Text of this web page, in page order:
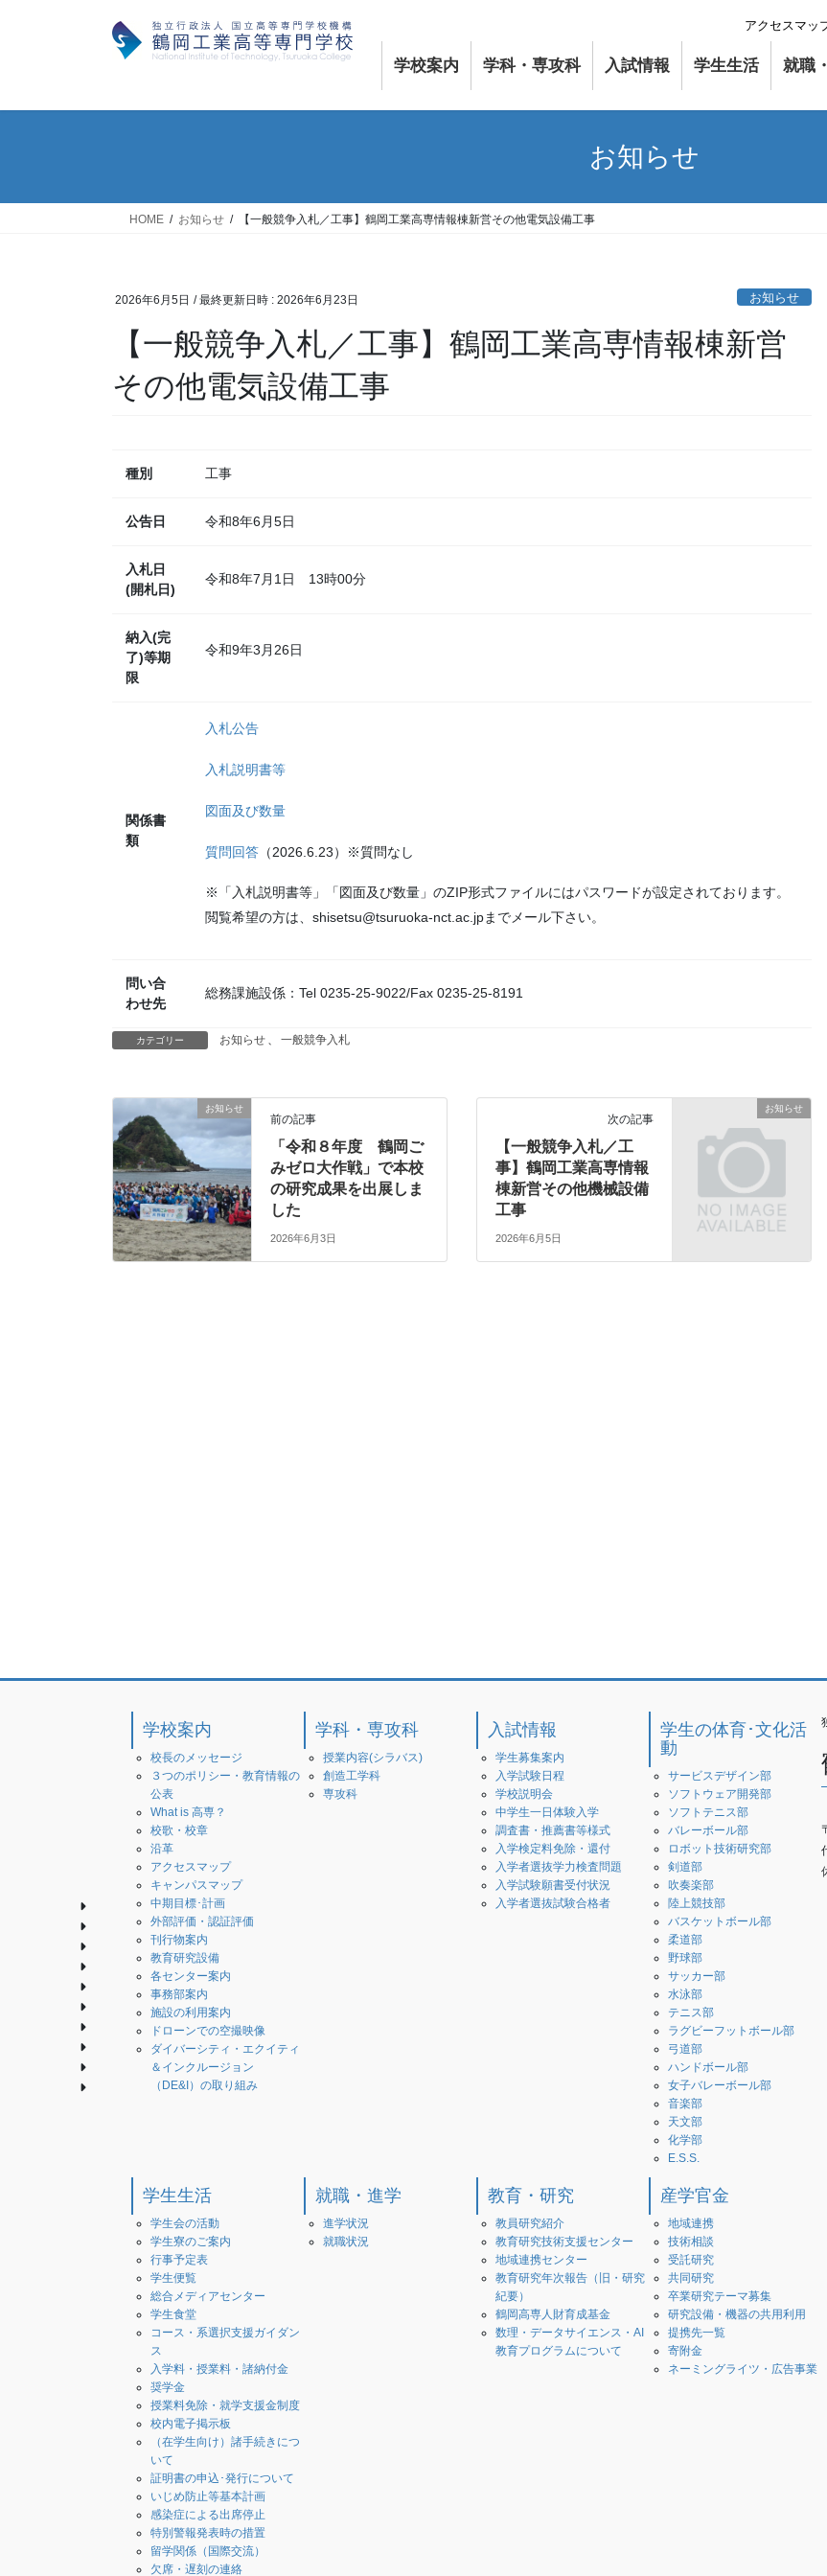
アクセスマッ
学校案内 学科・専攻科 入試情報 学生生活 就職
お知らせ
HOME お知らせ 【一般競争入札／工事】鶴岡工業高専情報棟新営その他電気設備工事
2026年6月5日 / 最終更新日時 : 2026年6月23日 お知らせ
【一般競争入札／工事】鶴岡工業高専情報棟新営
その他電気設備工事
種別 工事
公告日 令和8年6月5日
入札日
(開札日)
令和8年7月1日 13時00分
納入(完
了)等期
限
令和9年3月26日
関係書
類
入札公告
入札説明書等
図面及び数量
質問回答 （2026.6.23）※質問なし
※「入札説明書等」「図面及び数量」のZIP形式ファイルにはパスワードが設定されております。
閲覧希望の方は、shisetsu@tsuruoka-nct.ac.jpまでメール下さい。
問い合
わせ先
総務課施設係：Tel 0235-25-9022/Fax 0235-25-8191
カテゴリー お知らせ 、 一般競争入札
お知らせ
前の記事
「令和８年度 鶴岡ご
みゼロ大作戦」で本校
の研究成果を出展しま
した
2026年6月3日
お知らせ
次の記事
【一般競争入札／工
事】鶴岡工業高専情報
棟新営その他機械設備
工事
2026年6月5日
学校案内
校長のメッセージ
３つのポリシー・教育情報の
公表
What is 高専？
校歌・校章
沿革
アクセスマップ
キャンパスマップ
中期目標･計画
外部評価・認証評価
刊行物案内
教育研究設備
各センター案内
事務部案内
施設の利用案内
ドローンでの空撮映像
ダイバーシティ・エクイティ
＆インクルージョン
（DE&I）の取り組み
学科・専攻科
授業内容(シラバス)
創造工学科
専攻科
入試情報
学生募集案内
入学試験日程
学校説明会
中学生一日体験入学
調査書・推薦書等様式
入学検定料免除・還付
入学者選抜学力検査問題
入学試験願書受付状況
入学者選抜試験合格者
学生の体育･文化活
動
サービスデザイン部
ソフトウェア開発部
ソフトテニス部
バレーボール部
ロボット技術研究部
剣道部
吹奏楽部
陸上競技部
バスケットボール部
柔道部
野球部
サッカー部
水泳部
テニス部
ラグビーフットボール部
弓道部
ハンドボール部
女子バレーボール部
音楽部
天文部
化学部
E.S.S.
学生生活
学生会の活動
学生寮のご案内
行事予定表
学生便覧
総合メディアセンター
学生食堂
コース・系選択支援ガイダン
ス
入学料・授業料・諸納付金
奨学金
授業料免除・就学支援金制度
校内電子掲示板
（在学生向け）諸手続きにつ
いて
証明書の申込･発行について
いじめ防止等基本計画
感染症による出席停止
特別警報発表時の措置
留学関係（国際交流）
欠席・遅刻の連絡
就職・進学
進学状況
就職状況
教育・研究
教員研究紹介
教育研究技術支援センター
地域連携センター
教育研究年次報告（旧・研究
紀要）
鶴岡高専人財育成基金
数理・データサイエンス・AI
教育プログラムについて
産学官金
地域連携
技術相談
受託研究
共同研究
卒業研究テーマ募集
研究設備・機器の共用利用
提携先一覧
寄附金
ネーミングライツ・広告事業